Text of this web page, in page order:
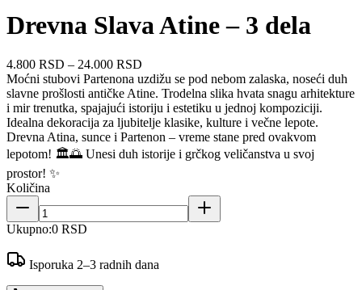
Drevna Slava Atine – 3 dela
4.800 RSD – 24.000 RSD
Moćni stubovi Partenona uzdižu se pod nebom zalaska, noseći duh
slavne prošlosti antičke Atine. Trodelna slika hvata snagu arhitekture
i mir trenutka, spajajući istoriju i estetiku u jednoj kompoziciji.
Idealna dekoracija za ljubitelje klasike, kulture i večne lepote.
Drevna Atina, sunce i Partenon – vreme stane pred ovakvom
lepotom! 🏛️🌅 Unesi duh istorije i grčkog veličanstva u svoj
prostor! ✨
Količina
Ukupno:0 RSD
Isporuka 2–3 radnih dana